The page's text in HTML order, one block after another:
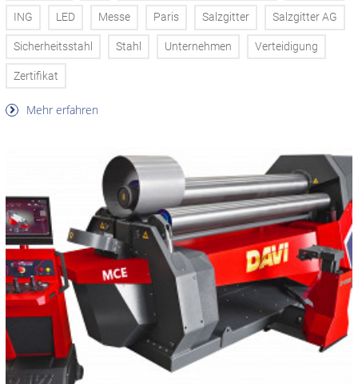
ING LED Messe Paris Salzgitter Salzgitter AG
Sicherheitsstahl Stahl Unternehmen Verteidigung
Zertifikat
Mehr erfahren